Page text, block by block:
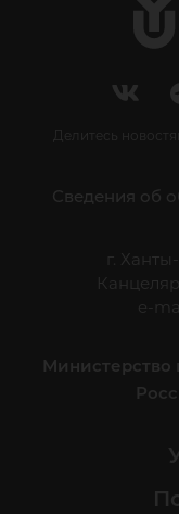
Делитесь
Сведения об
г.
e-
Министерство